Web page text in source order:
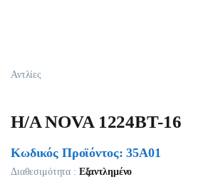
Αντλίες
H/A NOVA 1224BT-16
Κωδικός Προϊόντος: 35A01
Διαθεσιμότητα : Εξαντλημένο